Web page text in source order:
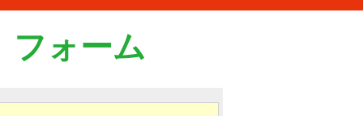
フォーム